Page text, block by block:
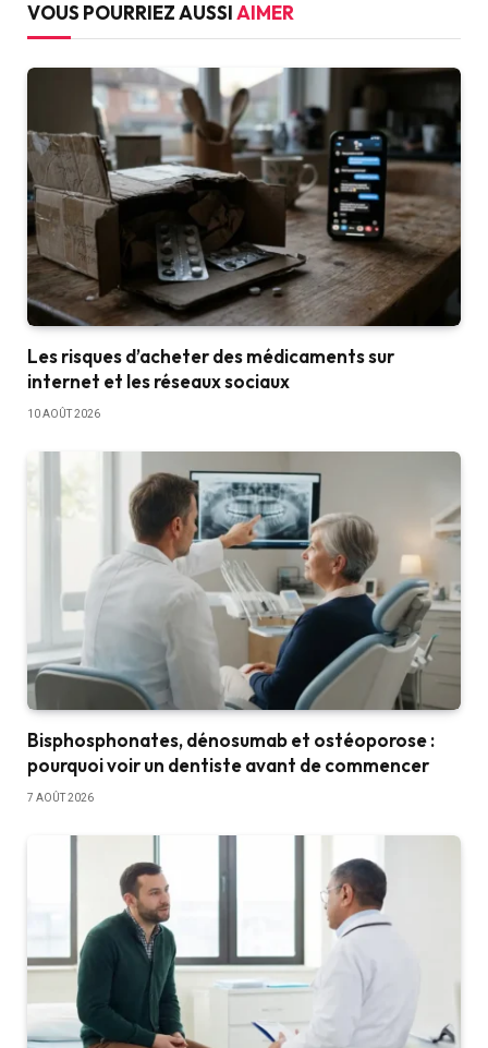
VOUS POURRIEZ AUSSIAIMER
Les risques d’acheter des médicaments sur
internet et les réseaux sociaux
10 AOÛT 2026
Bisphosphonates, dénosumab et ostéoporose :
pourquoi voir un dentiste avant de commencer
7 AOÛT 2026